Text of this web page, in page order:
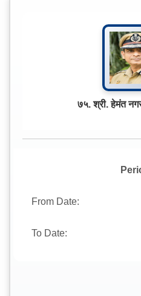
७५. श्री. हेमंत
From Date:
To Date: